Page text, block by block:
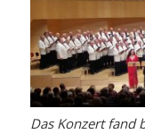
Das Konzert fand